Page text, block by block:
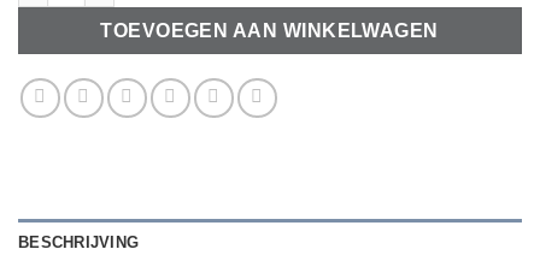
TOEVOEGEN AAN WINKELWAGEN
BESCHRIJVING